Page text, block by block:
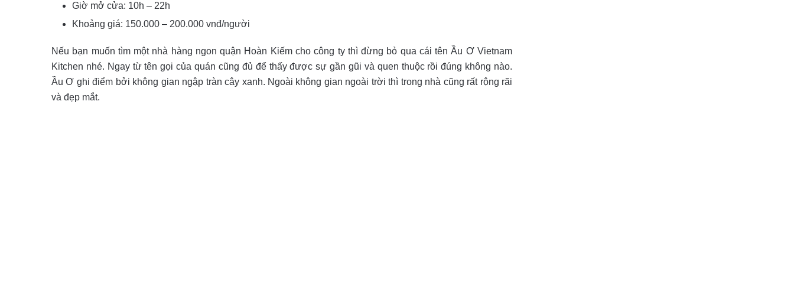
Giờ mở cửa: 10h – 22h
Khoảng giá: 150.000 – 200.000 vnđ/người
Nếu bạn muốn tìm một nhà hàng ngon quận Hoàn Kiếm cho công ty thì đừng bỏ qua cái tên Ầu Ơ Vietnam
Kitchen nhé. Ngay từ tên gọi của quán cũng đủ để thấy được sự gần gũi và quen thuộc rồi đúng không nào.
Ầu Ơ ghi điểm bởi không gian ngập tràn cây xanh. Ngoài không gian ngoài trời thì trong nhà cũng rất rộng rãi
và đẹp mắt.